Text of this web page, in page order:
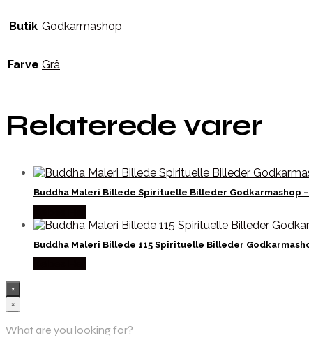
Butik Godkarmashop
Farve Grå
Relaterede varer
Buddha Maleri Billede Spirituelle Billeder Godkarmashop
Buddha Maleri Billede 115 Spirituelle Billeder
×
×
What are you looking for?